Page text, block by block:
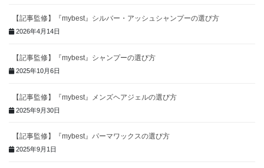
【記事監修】『mybest』シルバー・アッシュシャンプーの選び方
2026年4月14日
【記事監修】『mybest』シャンプーの選び方
2025年10月6日
【記事監修】『mybest』メンズヘアジェルの選び方
2025年9月30日
【記事監修】『mybest』パーマワックスの選び方
2025年9月1日